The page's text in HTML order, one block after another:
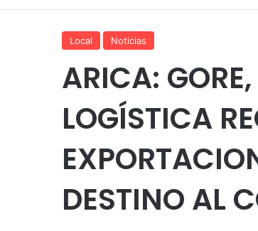
Local Noticias
ARICA:
LOGÍSTICA
DESTINO AL